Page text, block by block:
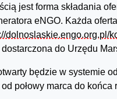
jest forma składania
eNGO. Każda
dolnoslaskie.engo.org.pl/
do Urzędu
będzie w systemie
połowy marca do końca